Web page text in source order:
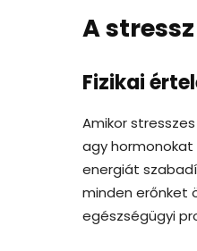
A
Fizikai
Amikor
agy hormonokat
energiát
minden erőnket
egészségügyi